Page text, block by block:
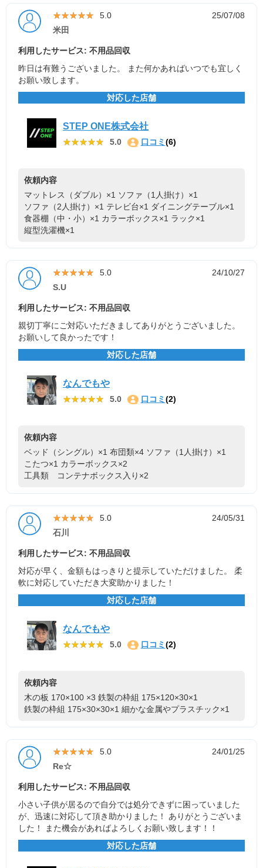
★★★★★
★★★★★ 5.0
25/07/08
米田
利用したサービス: 不用品回収
昨日は有難うございました。 また何かあればいつでも宜しく
お願い致します。
対応した店舗
STEP ONE株式会社
★★★★★
★★★★★ 5.0 口コミ (6)
依頼内容
マットレス（ダブル）×1 ソファ（1人掛け）×1
ソファ（2人掛け）×1 テレビ台×1 ダイニングテーブル×1
食器棚（中・小）×1 カラーボックス×1 ラック×1
縦型洗濯機×1
★★★★★
★★★★★ 5.0
24/10/27
S.U
利用したサービス: 不用品回収
親切丁寧にご対応いただきましてありがとうございました。
お願いして良かったです！
対応した店舗
なんでもや
★★★★★
★★★★★ 5.0 口コミ (2)
依頼内容
ベッド（シングル）×1 布団類×4 ソファ（1人掛け）×1
こたつ×1 カラーボックス×2
工具類 コンテナボックス入り×2
★★★★★
★★★★★ 5.0
24/05/31
石川
利用したサービス: 不用品回収
対応が早く、金額もはっきりと提示していただけました。 柔
軟に対応していただき大変助かりました！
対応した店舗
なんでもや
★★★★★
★★★★★ 5.0 口コミ (2)
依頼内容
木の板 170×100 ×3 鉄製の枠組 175×120×30×1
鉄製の枠組 175×30×30×1 細かな金属やプラスチック×1
★★★★★
★★★★★ 5.0
24/01/25
Re☆
利用したサービス: 不用品回収
小さい子供が居るので自分では処分できずに困っていました
が、迅速に対応して頂き助かりました！ ありがとうございま
した！ また機会があればよろしくお願い致します！！
対応した店舗